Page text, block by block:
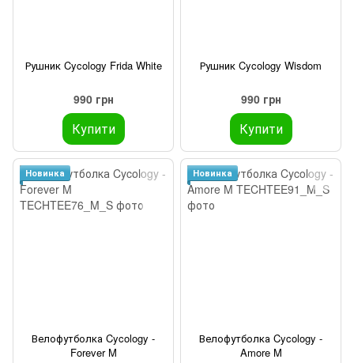
Рушник Cycology Frida White
990 грн
Купити
Рушник Cycology Wisdom
990 грн
Купити
Новинка
Велофутболка Cycology -
Forever M
Новинка
Велофутболка Cycology -
Amore M